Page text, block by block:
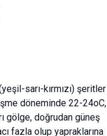
sarı-kırmızı) şeritler
döneminde 22-24oC,
gölge, doğrudan güneş
fazla olup yapraklarına